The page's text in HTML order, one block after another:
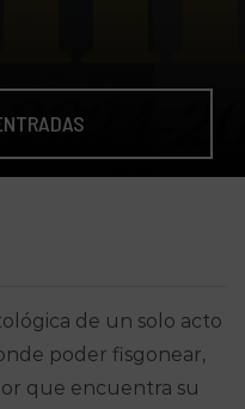
de un solo acto
poder fisgonear,
que encuentra su